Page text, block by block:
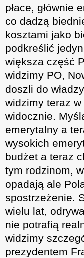
płace, głównie
co dadzą
kosztami jako
podkreślić
większa część
widzimy PO,
doszli do
widzimy teraz
widocznie.
emerytalny a
wysokich
budżet a teraz
tym rodzinom,
opadają ale
spostrzeżenie.
wielu lat,
nie potrafią
widzimy
prezydentem